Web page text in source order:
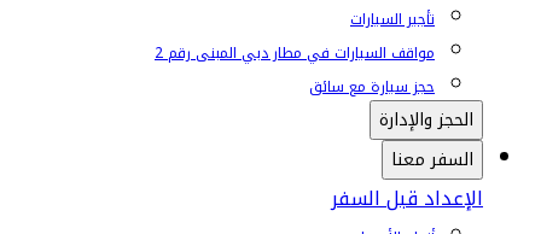
تأجير السيارات
مواقف السيارات في مطار دبي المبنى رقم 2
حجز سيارة مع سائق
الحجز والإدارة
السفر معنا
الإعداد قبل السفر